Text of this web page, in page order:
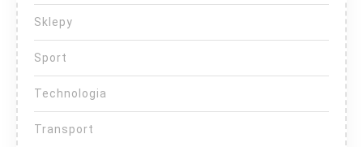
Sklepy
Sport
Technologia
Transport